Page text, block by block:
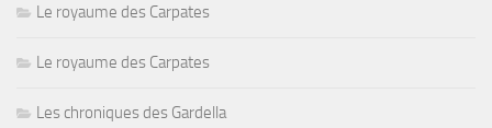
Le royaume des Carpates
Le royaume des Carpates
Les chroniques des Gardella